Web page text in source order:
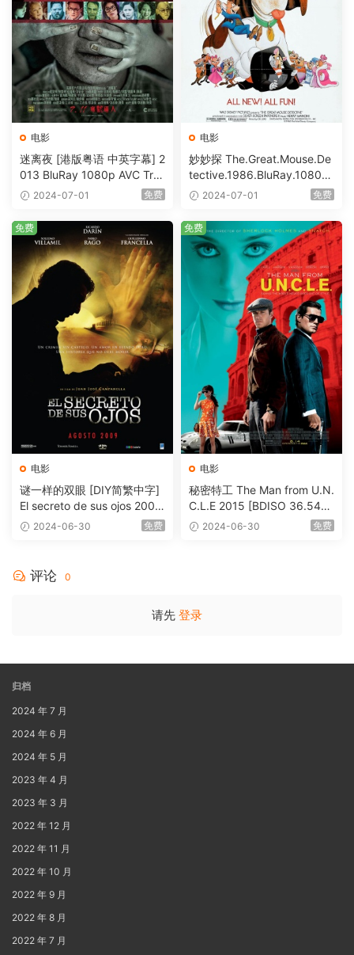
电影
迷离夜 [港版粤语 中英字幕] 2
013 BluRay 1080p AVC Tru
eHD5.1 [BDISO 22.64GB]
2024-07-01 免费
电影
妙妙探 The.Great.Mouse.De
tective.1986.BluRay.1080p.
AVC.DTS-HD.MA.5.1-HDHo
2024-07-01 免费
电影
谜一样的双眼 [DIY简繁中字]
El secreto de sus ojos 2009
1080p Blu-ray AVC DTS-HD
2024-06-30 免费
免费
电影
秘密特工 The Man from U.N.
C.L.E 2015 [BDISO 36.54G
B] 2024-06-30 免费
免费
评论 0
请先 登录
归档
2024 年 7 月
2024 年 6 月
2024 年 5 月
2023 年 4 月
2023 年 3 月
2022 年 12 月
2022 年 11 月
2022 年 10 月
2022 年 9 月
2022 年 8 月
2022 年 7 月